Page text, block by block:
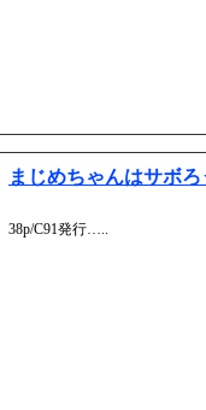
まじめちゃんはサボ
38p/C91発行…..